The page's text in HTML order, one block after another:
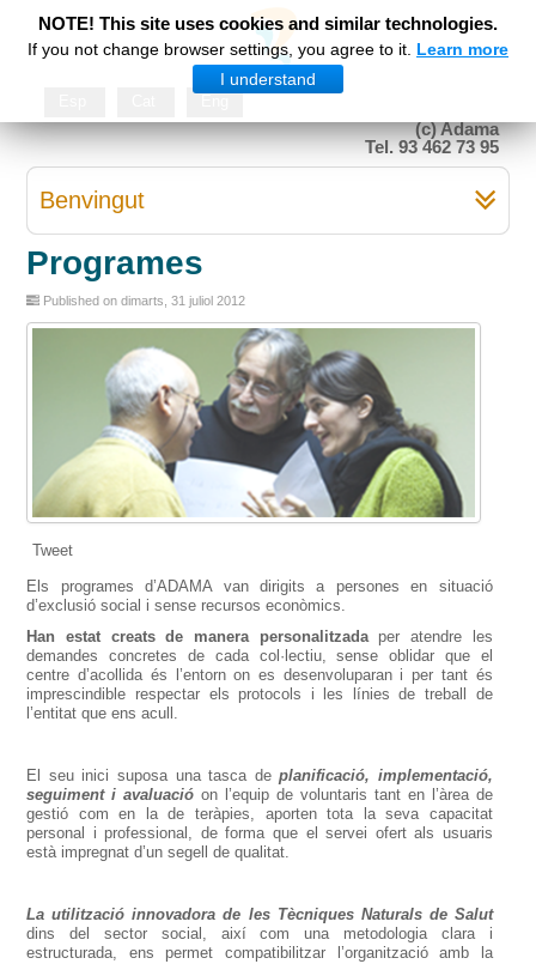
(c) Adama
Tel. 93 462 73 95
NOTE! This site uses cookies and similar technologies.
If you not change browser settings, you agree to it. Learn more
I understand
Benvingut
Programes
Published on dimarts, 31 juliol 2012
Tweet
Els programes d’ADAMA van dirigits a persones en situació
d’exclusió social i sense recursos econòmics.
Han estat creats de manera personalitzada
per atendre les
demandes concretes de cada col·lectiu, sense oblidar que el
centre d’acollida és l’entorn on es desenvoluparan i per tant és
imprescindible respectar els protocols i les línies de treball de
l’entitat que ens acull.
El seu inici suposa una tasca deplanificació, implementació,
seguiment i avaluació on l’equip de voluntaris tant en l’àrea de
gestió com en la de teràpies, aporten tota la seva capacitat
personal i professional, de forma que el servei ofert als usuaris
està impregnat d’un segell de qualitat.
La utilització innovadora de les Tècniques Naturals de Salut
dins del sector social, així com una metodologia clara i
estructurada, ens permet compatibilitzar l’organització amb la